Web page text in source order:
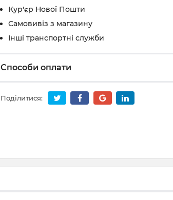
Кур'єр Нової Пошти
Самовивіз з магазину
Інші транспортні служби
Способи оплати
Поділитися: